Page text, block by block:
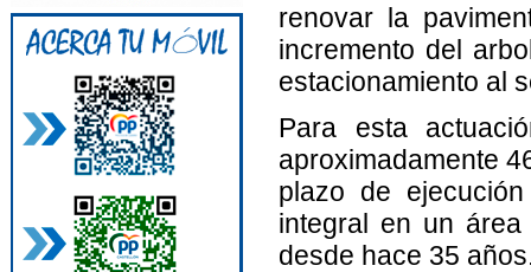
renovar la
incremento del
estacionamiento al
Para esta
aproximadamente
plazo de
integral en un
desde hace 35